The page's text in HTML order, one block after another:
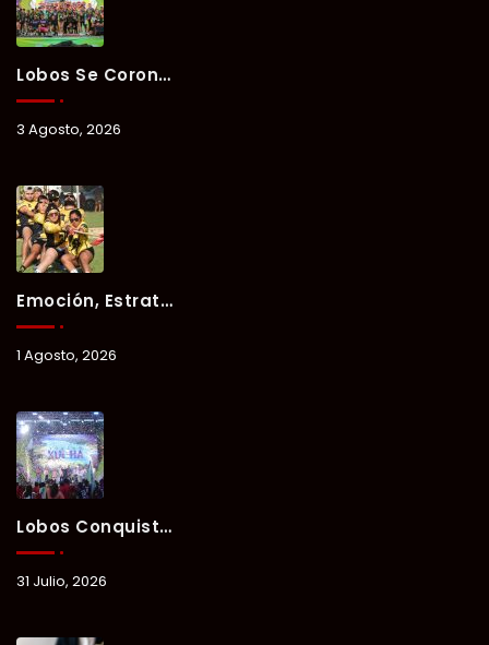
Lobos Se Corona Campeón Del Verano Xul-Há 2026 Tras Tres Días De Intensa Competencia.
3 Agosto, 2026
Emoción, Estrategia Y Trabajo En Equipo Marcan El Segundo Día Del Verano Xul-Há 2026.
1 Agosto, 2026
Lobos Conquista La Primera Competencia Del Verano Xul-Há 2026 En Una Noche Llena De Talento Y Energía.
31 Julio, 2026